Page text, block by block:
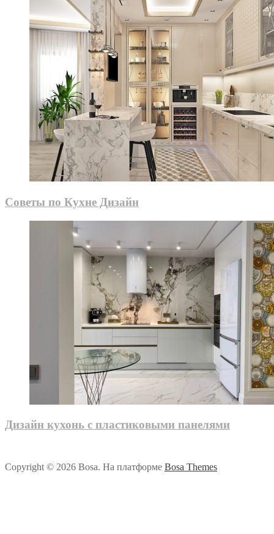
Советы по Кухне Дизайн
Дизайн кухонь с пластиковыми панелями
Copyright © 2026 Bosa. На платформе Bosa Themes